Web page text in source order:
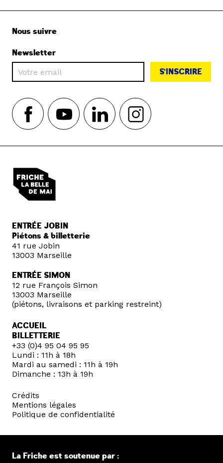
Nous suivre
Newsletter
S'INSCRIRE
ENTRÉE JOBIN
Piétons & billetterie
41 rue Jobin
13003 Marseille
ENTRÉE SIMON
12 rue François Simon
13003 Marseille
(piétons, livraisons et parking restreint)
ACCUEIL
BILLETTERIE
+33 (0)4 95 04 95 95
Lundi : 11h à 18h
Mardi au samedi : 11h à 19h
Dimanche : 13h à 19h
Crédits
Mentions légales
Politique de confidentialité
La Friche est soutenue par :